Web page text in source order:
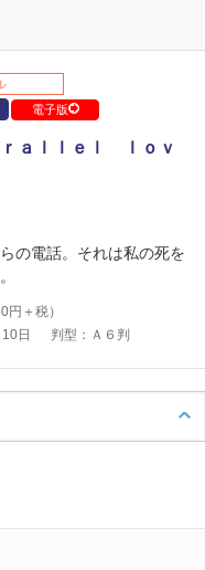
電子版
ａｌｌｅｌ ｌｏｖ
の電話。それは私の死を
円＋税）
日
判型：Ａ６判